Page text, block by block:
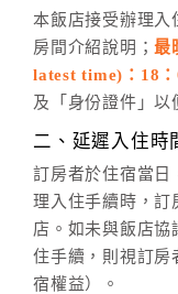
五、客服時間
週一至週日，上午
六、聯絡方式
(07)9682715 。
本飯店接受辦理入
房間介紹說明；最
latest time)：18：
及「身份證件」以
二、延遲入住時
訂房者於住宿當日
理入住手續時，訂
店。如未與飯店協
住手續，則視訂房
宿權益）。